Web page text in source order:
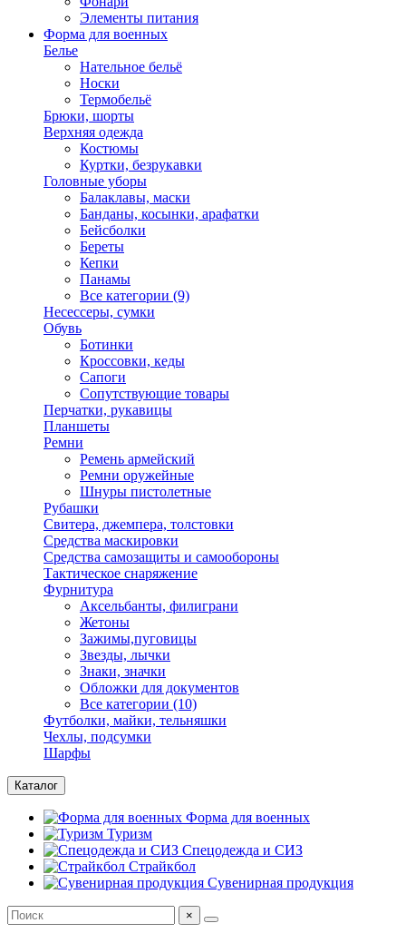
Элементы питания
Форма для военных
Белье
Нательное бельё
Носки
Термобельё
Брюки, шорты
Верхняя одежда
Костюмы
Куртки, безрукавки
Головные уборы
Балаклавы, маски
Банданы, косынки, арафатки
Бейсболки
Береты
Кепки
Панамы
Все категории (9)
Несессеры, сумки
Обувь
Ботинки
Кроссовки, кеды
Сапоги
Сопутствующие товары
Перчатки, рукавицы
Планшеты
Ремни
Ремень армейский
Ремни оружейные
Шнуры пистолетные
Рубашки
Свитера, джемпера, толстовки
Средства маскировки
Средства самозащиты и самообороны
Тактическое снаряжение
Фурнитура
Аксельбанты, филиграни
Жетоны
Зажимы,пуговицы
Звезды, лычки
Знаки, значки
Обложки для документов
Все категории (10)
Футболки, майки, тельняшки
Чехлы, подсумки
Шарфы
Каталог
Форма для военных
Туризм
Спецодежда и СИЗ
Страйкбол
Сувенирная продукция
×